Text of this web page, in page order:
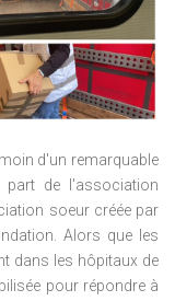
d'un remarquable
part de l'association
soeur créée par
Alors que les
dans les hôpitaux de
pour répondre à